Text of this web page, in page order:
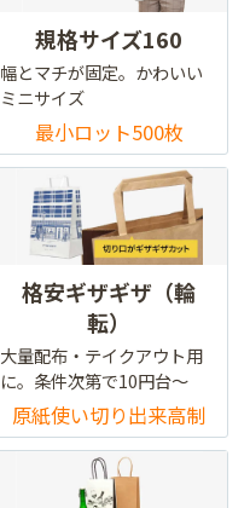
規格サイズ160
幅とマチが固定。かわいい
ミニサイズ
最小ロット500枚
格安ギザギザ（輪
転）
大量配布・テイクアウト用
に。条件次第で10円台～
原紙使い切り出来高制